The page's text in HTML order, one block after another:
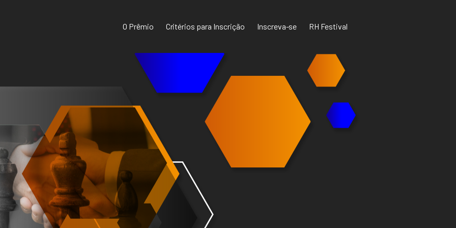
O Prêmio Critérios para Inscrição Inscreva-se RH Festival